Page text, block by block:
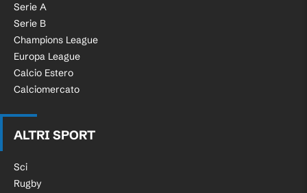
Serie A
Serie B
Champions League
Europa League
Calcio Estero
Calciomercato
ALTRI SPORT
Sci
Rugby